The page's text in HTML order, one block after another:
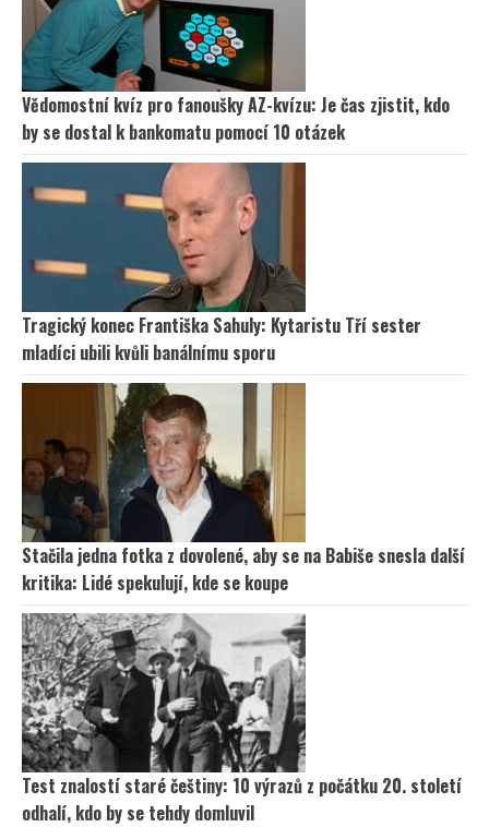
Vědomostní kvíz pro fanoušky AZ-kvízu: Je čas zjistit, kdo
by se dostal k bankomatu pomocí 10 otázek
Tragický konec Františka Sahuly: Kytaristu Tří sester
mladíci ubili kvůli banálnímu sporu
Stačila jedna fotka z dovolené, aby se na Babiše snesla další
kritika: Lidé spekulují, kde se koupe
Test znalostí staré češtiny: 10 výrazů z počátku 20. století
odhalí, kdo by se tehdy domluvil